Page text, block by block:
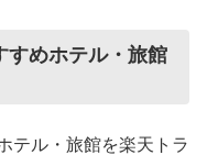
すめホテル・旅館
テル・旅館を楽天トラ